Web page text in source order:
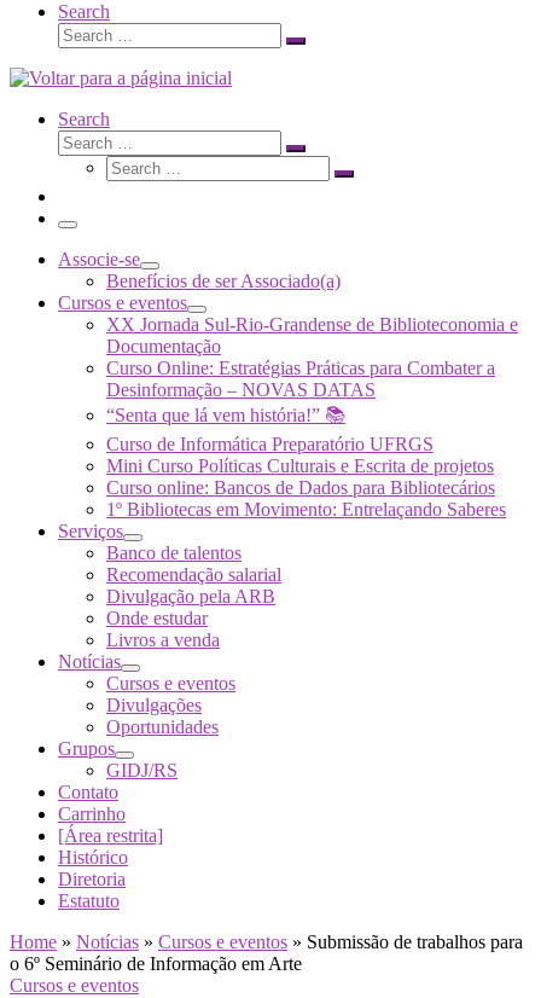
Search
Search
Search
Search
Search
Search
Search
Search
Menu
Associe-se
Benefícios de ser Associado(a)
Cursos e eventos
XX Jornada Sul-Rio-Grandense de Biblioteconomia e
Documentação
Curso Online: Estratégias Práticas para Combater a
Desinformação – NOVAS DATAS
“Senta que lá vem história!” 📚
Curso de Informática Preparatório UFRGS
Mini Curso Políticas Culturais e Escrita de projetos
Curso online: Bancos de Dados para Bibliotecários
1º Bibliotecas em Movimento: Entrelaçando Saberes
Serviços
Banco de talentos
Recomendação salarial
Divulgação pela ARB
Onde estudar
Livros a venda
Notícias
Cursos e eventos
Divulgações
Oportunidades
Grupos
GIDJ/RS
Contato
Carrinho
[Área restrita]
Histórico
Diretoria
Estatuto
Home » Notícias » Cursos e eventos » Submissão de trabalhos para
o 6º Seminário de Informação em Arte
Cursos e eventos